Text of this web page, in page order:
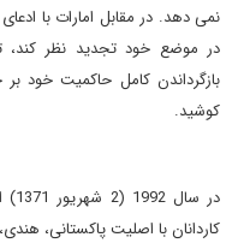
نمی دهد. در مقابل امارات با
در موضع خود تجدید نظر کند،
بازگرداندن کامل حاکمیت خود
کوشید.
در
کاردانان با اصلیت پاکستانی،